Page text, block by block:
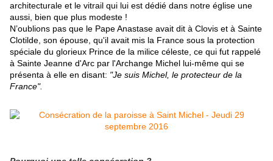
architecturale et le vitrail qui lui est dédié dans notre église une
aussi, bien que plus modeste !
N’oublions pas que le Pape Anastase avait dit à Clovis et à Sainte
Clotilde, son épouse, qu'il avait mis la France sous la protection
spéciale du glorieux Prince de la milice céleste, ce qui fut rappelé
à Sainte Jeanne d'Arc par l'Archange Michel lui-même qui se
présenta à elle en disant: "Je suis Michel, le protecteur de la
France".